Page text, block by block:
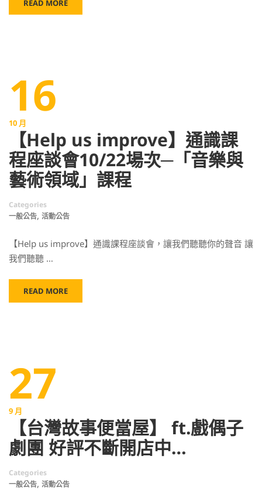
READ MORE
16
10 月
【Help us improve】通識課
程座談會10/22場次─「音樂與
藝術領域」課程
Categories
一般公告, 活動公告
【Help us improve】通識課程座談會，讓我們聽聽你的聲音 讓
我們聽聽 …
READ MORE
27
9 月
【台灣故事便當屋】 ft.戲偶子
劇團 好評不斷開店中…
Categories
一般公告, 活動公告